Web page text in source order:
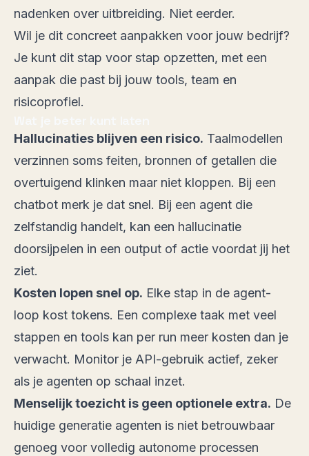
nadenken over uitbreiding. Niet eerder.
Wil je dit concreet aanpakken voor jouw bedrijf?
Je kunt dit stap voor stap opzetten, met een
aanpak die past bij jouw tools, team en
risicoprofiel.
Hallucinaties blijven een risico. Taalmodellen
verzinnen soms feiten, bronnen of getallen die
overtuigend klinken maar niet kloppen. Bij een
chatbot merk je dat snel. Bij een agent die
zelfstandig handelt, kan een hallucinatie
doorsijpelen in een output of actie voordat jij het
ziet.
Kosten lopen snel op. Elke stap in de agent-
loop kost tokens. Een complexe taak met veel
stappen en tools kan per run meer kosten dan je
verwacht. Monitor je API-gebruik actief, zeker
als je agenten op schaal inzet.
Menselijk toezicht is geen optionele extra. De
huidige generatie agenten is niet betrouwbaar
genoeg voor volledig autonome processen